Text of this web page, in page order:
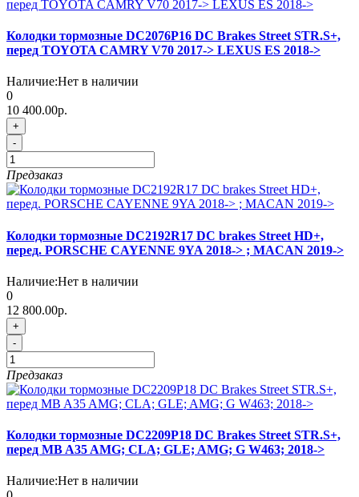
Колодки тормозные DC2076P16 DC Brakes Street STR.S+,
перед TOYOTA CAMRY V70 2017-> LEXUS ES 2018->
Наличие:Нет в наличии
0
10 400.00р.
+
-
Предзаказ
Колодки тормозные DC2192R17 DC brakes Street HD+,
перед. PORSCHE CAYENNE 9YA 2018-> ; MACAN 2019->
Наличие:Нет в наличии
0
12 800.00р.
+
-
Предзаказ
Колодки тормозные DC2209P18 DC Brakes Street STR.S+,
перед MB A35 AMG; CLA; GLE; AMG; G W463; 2018->
Наличие:Нет в наличии